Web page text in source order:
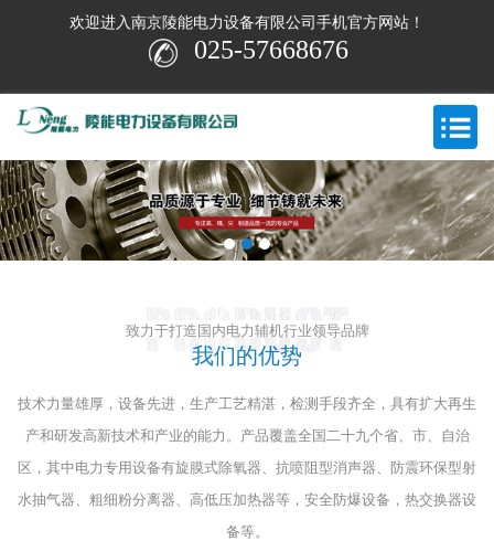
欢迎进入南京陵能电力设备有限公司手机官方网站！
025-57668676
致力于打造国内电力辅机行业领导品牌
我们的优势
技术力量雄厚，设备先进，生产工艺精湛，检测手段齐全，具有扩大再生
产和研发高新技术和产业的能力。 产品覆盖全国二十九个省、市、自治
区，其中电力专用设备有旋膜式除氧器、抗喷阻型消声器、防震环保型射
水抽气器、粗细粉分离器、高低压加热器等，安全防爆设备，热交换器设
备等。